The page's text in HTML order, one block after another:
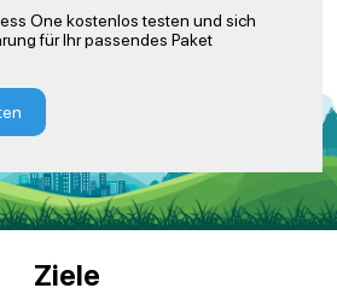
One kostenlos testen und sich
für Ihr passendes Paket
Ziele